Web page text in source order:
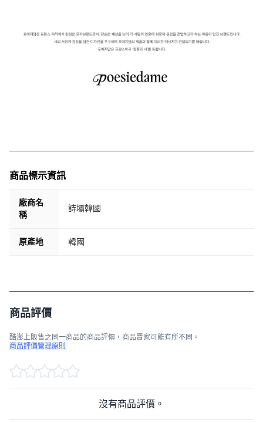
商品標示資訊
廠商名
稱
詩壩韓國
原產地 韓國
商品評價
酷澎上販售之同一商品的商品評價，商品賣家可能有所不同。
商品評價管理原則
沒有商品評價。